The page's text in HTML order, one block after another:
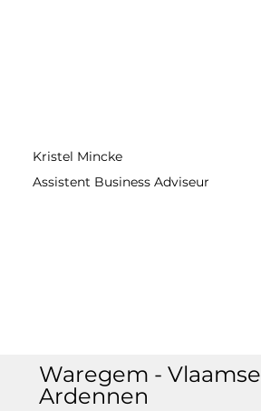
Kristel Mincke
Assistent Business Adviseur
Waregem - Vlaamse
Ardennen